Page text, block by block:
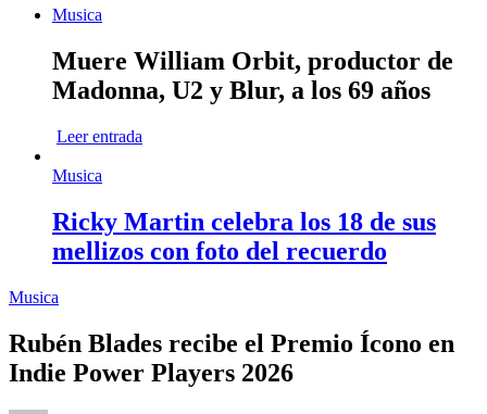
Musica
Muere William Orbit, productor de
Madonna, U2 y Blur, a los 69 años
Leer entrada
Musica
Ricky Martin celebra los 18 de sus
mellizos con foto del recuerdo
Musica
Rubén Blades recibe el Premio Ícono en
Indie Power Players 2026